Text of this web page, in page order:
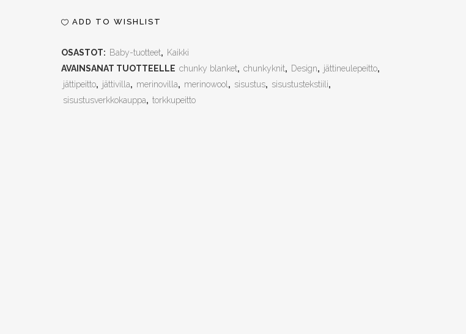
40x70cm,
quantity
ADD TO WISHLIST
OSASTOT: Baby-tuotteet, Kaikki
AVAINSANAT TUOTTEELLE chunky blanket, chunkyknit, Design, jättineulepeitto,
jättipeitto, jättivilla, merinovilla, merinowool , sisustus, sisustustekstiili,
sisustusverkkokauppa, torkkupeitto